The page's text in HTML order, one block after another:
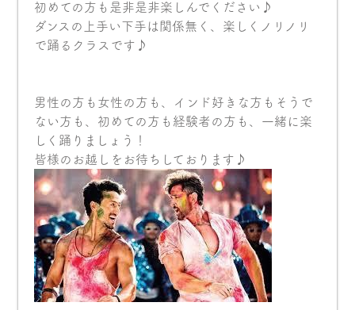
初めての方も是非是非楽しんでください♪
ダンスの上手い下手は関係無く、楽しくノリノリ
で踊るクラスです♪
男性の方も女性の方も、インド好きな方もそうで
ない方も、初めての方も経験者の方も、一緒に楽
しく踊りましょう！
皆様のお越しをお待ちしております♪